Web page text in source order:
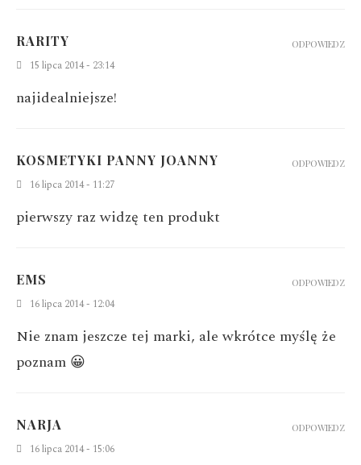
RARITY
15 lipca 2014 - 23:14
najidealniejsze!
ODPOWIEDZ
KOSMETYKI PANNY JOANNY
16 lipca 2014 - 11:27
pierwszy raz widzę ten produkt
ODPOWIEDZ
EMS
16 lipca 2014 - 12:04
Nie znam jeszcze tej marki, ale wkrótce myślę że
poznam 😀
ODPOWIEDZ
NARJA
16 lipca 2014 - 15:06
ODPOWIEDZ